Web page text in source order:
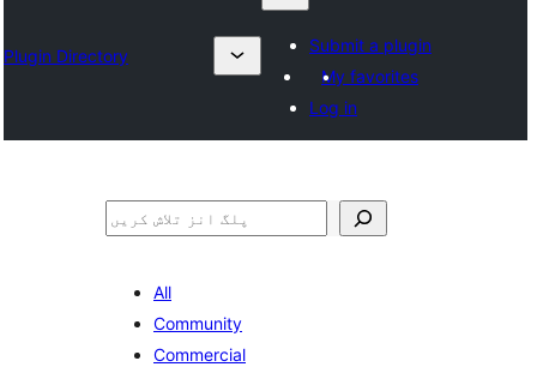
Plugin Directory
Submit a plugin
My favorites
Log in
تلاش
All
Community
Commercial